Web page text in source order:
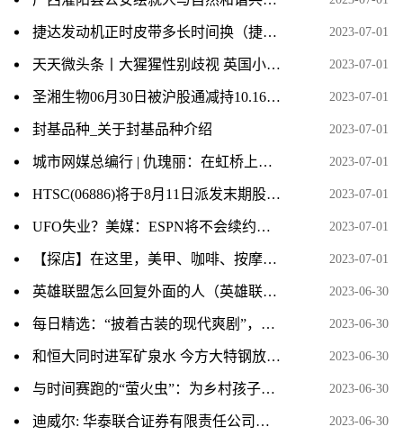
捷达发动机正时皮带多长时间换（捷达发动机正时皮带多久换一次？） 全球今日讯 2023-07-01
天天微头条丨大猩猩性别歧视 英国小报遭头版制裁 2023-07-01
圣湘生物06月30日被沪股通减持10.16万股 2023-07-01
封基品种_关于封基品种介绍 2023-07-01
城市网媒总编行 | 仇瑰丽：在虹桥上散步、游玩，让人流连忘返 2023-07-01
HTSC(06886)将于8月11日派发末期股息每10股4.50元-全球今头条 2023-07-01
UFO失业？美媒：ESPN将不会续约文斯-卡特 2023-07-01
【探店】在这里，美甲、咖啡、按摩、会议室……统统免费 2023-07-01
英雄联盟怎么回复外面的人（英雄联盟怎么回复私聊） 2023-06-30
每日精选：“披着古装的现代爽剧”，白敬亭宋轶主演《长风渡》借老套路“先婚后爱”掳获观众 2023-06-30
和恒大同时进军矿泉水 今方大特钢放弃“卖水” 拟挂牌转让相关子公司_天天观天下 2023-06-30
与时间赛跑的“萤火虫”：为乡村孩子点亮梦想 2023-06-30
迪威尔: 华泰联合证券有限责任公司关于南京迪威尔高端制造股份有限公司核心技术人员离职的核查意见_世界热资讯 2023-06-30